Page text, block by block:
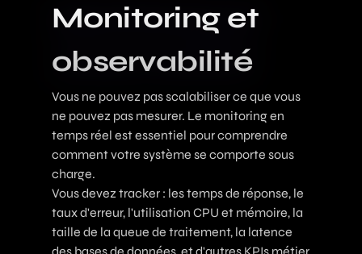
Monitoring et
observabilité
Vous ne pouvez pas scalabiliser ce que vous
ne pouvez pas mesurer. Le monitoring en
temps réel est essentiel pour comprendre
comment votre système se comporte sous
charge.
Vous devez tracker : les temps de réponse, le
taux d'erreur, l'utilisation CPU et mémoire, la
taille de la queue de traitement, la latence